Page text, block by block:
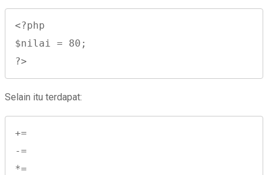
<?php
$nilai = 80;
?>
Selain itu terdapat:
+=
-=
*=